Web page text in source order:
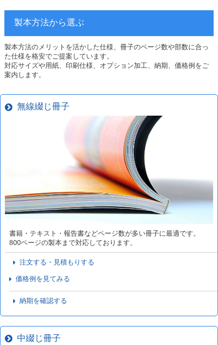
製本方法から選ぶ
製本方法のメリットを活かした仕様、冊子のページ数や部数に合っ
た仕様を格安でご提案しています。
対応サイズや用紙、印刷仕様、オプション加工、納期、価格例をご
案内します。
無線綴じ冊子
書籍・テキスト・報告書などページ数が多い冊子に最適です。
800ページの製本まで対応しております。
注文する・見積もりする
価格例を見てみる
納期を確認する
中綴じ冊子